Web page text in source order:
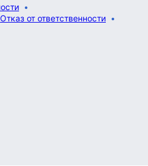
Отказ от ответственности